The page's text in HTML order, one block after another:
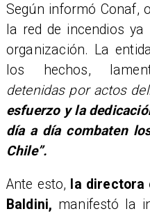
Según informó Conaf,
la red de incendios
organización. La
los hechos,
detenidas por actos
esfuerzo y la
día a día combaten
Chile”.
Ante esto, la directora
Baldini, manifestó la